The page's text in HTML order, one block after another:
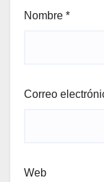
Nombre *
Correo
Web